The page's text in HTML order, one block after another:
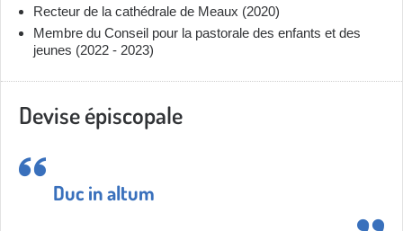
Recteur de la cathédrale de Meaux (2020)
Membre du Conseil pour la pastorale des enfants et des
jeunes (2022 - 2023)
Devise épiscopale
Duc in altum